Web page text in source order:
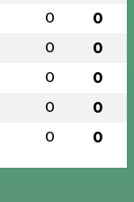
0 0
0 0
0 0
0 0
0 0